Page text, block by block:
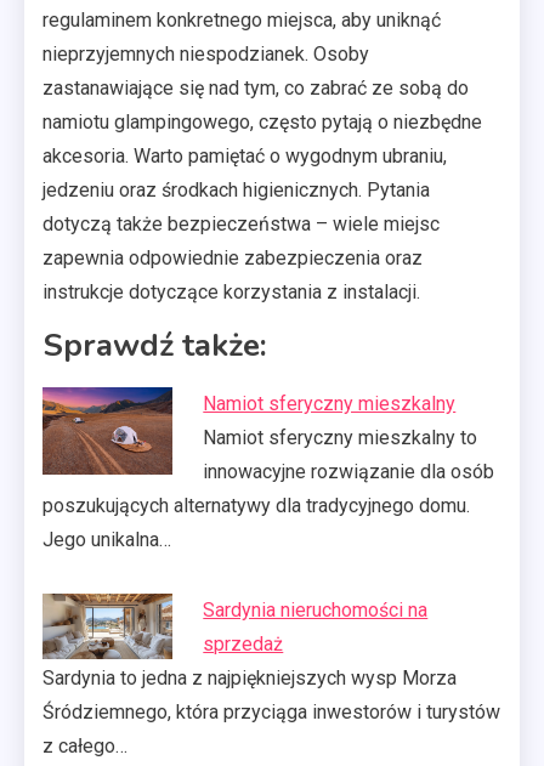
regulaminem konkretnego miejsca, aby uniknąć
nieprzyjemnych niespodzianek. Osoby
zastanawiające się nad tym, co zabrać ze sobą do
namiotu glampingowego, często pytają o niezbędne
akcesoria. Warto pamiętać o wygodnym ubraniu,
jedzeniu oraz środkach higienicznych. Pytania
dotyczą także bezpieczeństwa – wiele miejsc
zapewnia odpowiednie zabezpieczenia oraz
instrukcje dotyczące korzystania z instalacji.
Sprawdź także:
Namiot sferyczny mieszkalny
Namiot sferyczny mieszkalny to
innowacyjne rozwiązanie dla osób
poszukujących alternatywy dla tradycyjnego domu.
Jego unikalna…
Sardynia nieruchomości na
sprzedaż
Sardynia to jedna z najpiękniejszych wysp Morza
Śródziemnego, która przyciąga inwestorów i turystów
z całego…